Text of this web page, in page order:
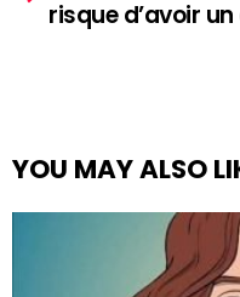
risque d’avoir
YOU MAY ALSO